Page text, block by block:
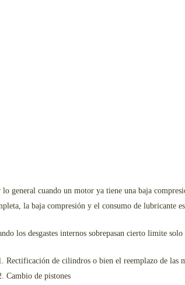
lo general cuando un motor ya tiene una baja
la baja compresión y el consumo de lubricante
los desgastes internos sobrepasan cierto limite
Rectificación de cilindros o bien el reemplazo de las
Cambio de pistones